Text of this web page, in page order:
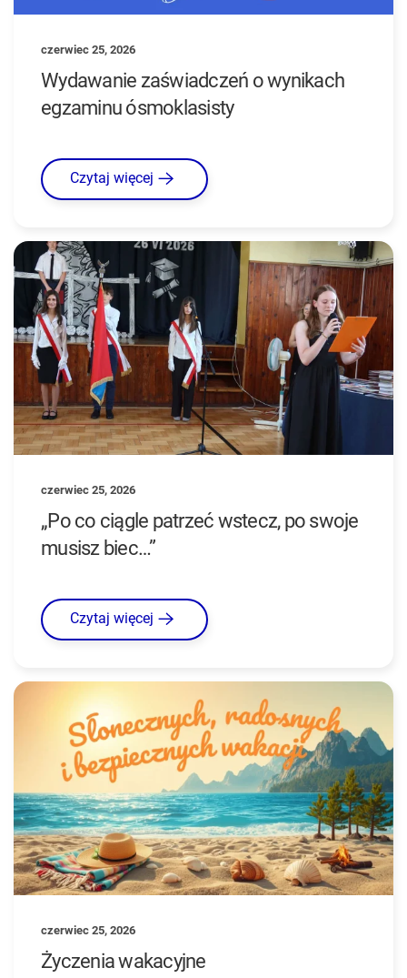
czerwiec 25, 2026
Wydawanie zaświadczeń o wynikach
egzaminu ósmoklasisty
Czytaj więcej
czerwiec 25, 2026
„Po co ciągle patrzeć wstecz, po swoje
musisz biec…”
Czytaj więcej
czerwiec 25, 2026
Życzenia wakacyjne